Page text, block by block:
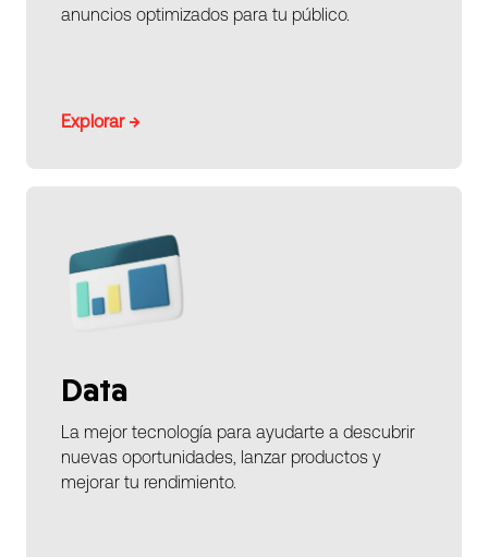
anuncios optimizados para tu público.
Explorar →
Data
La mejor tecnología para ayudarte a descubrir
nuevas oportunidades, lanzar productos y
mejorar tu rendimiento.